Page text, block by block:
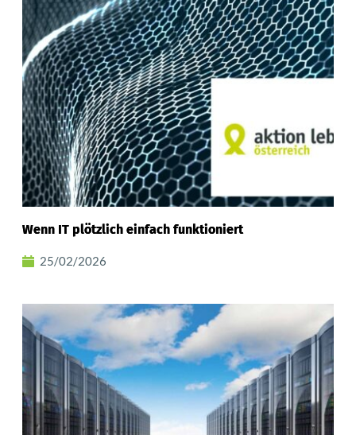
Wenn IT plötzlich einfach funktioniert
25/02/2026